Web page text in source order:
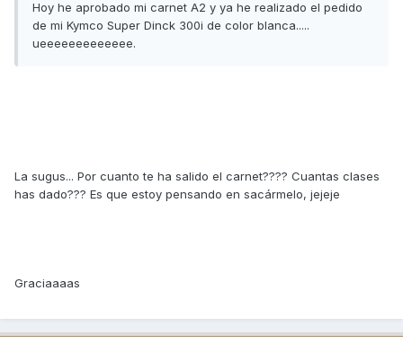
Hoy he aprobado mi carnet A2 y ya he realizado el pedido
de mi Kymco Super Dinck 300i de color blanca.....
ueeeeeeeeeeeee.
La sugus... Por cuanto te ha salido el carnet???? Cuantas clases
has dado??? Es que estoy pensando en sacármelo, jejeje
Graciaaaas